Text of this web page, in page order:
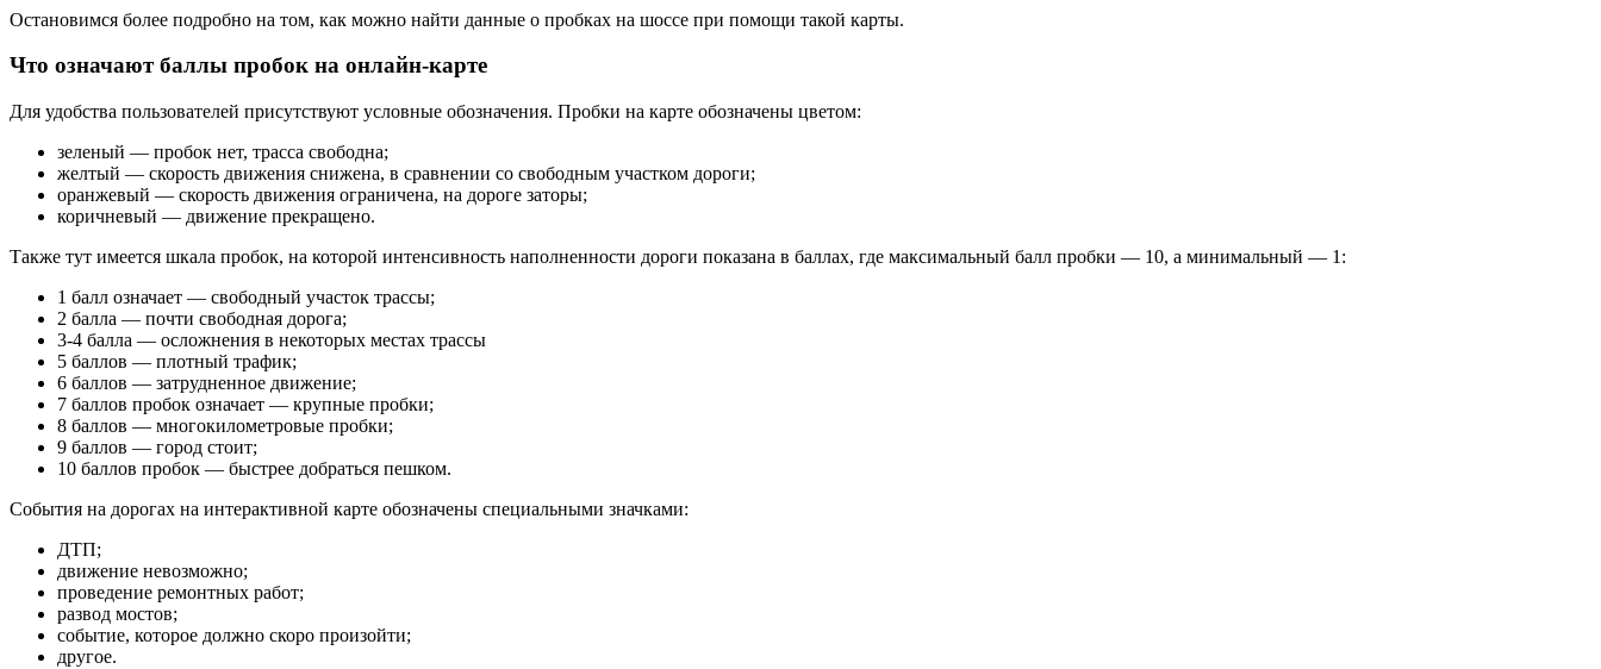
Остановимся более подробно на том, как можно найти данные о пробках на шоссе при помощи такой карты.
Что означают баллы пробок на онлайн-карте
Для удобства пользователей присутствуют условные обозначения. Пробки на карте обозначены цветом:
зеленый — пробок нет, трасса свободна;
желтый — скорость движения снижена, в сравнении со свободным участком дороги;
оранжевый — скорость движения ограничена, на дороге заторы;
коричневый — движение прекращено.
Также тут имеется шкала пробок, на которой интенсивность наполненности дороги показана в баллах, где максимальный балл пробки — 10, а минимальный — 1:
1 балл означает — свободный участок трассы;
2 балла — почти свободная дорога;
3-4 балла — осложнения в некоторых местах трассы
5 баллов — плотный трафик;
6 баллов — затрудненное движение;
7 баллов пробок означает — крупные пробки;
8 баллов — многокилометровые пробки;
9 баллов — город стоит;
10 баллов пробок — быстрее добраться пешком.
События на дорогах на интерактивной карте обозначены специальными значками:
ДТП;
движение невозможно;
проведение ремонтных работ;
развод мостов;
событие, которое должно скоро произойти;
другое.